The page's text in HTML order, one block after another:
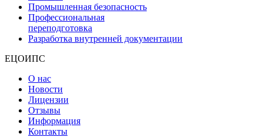
Промышленная безопасность
Профессиональная
переподготовка
Разработка внутренней документации
ЕЦОИПС
О нас
Новости
Лицензии
Отзывы
Информация
Контакты